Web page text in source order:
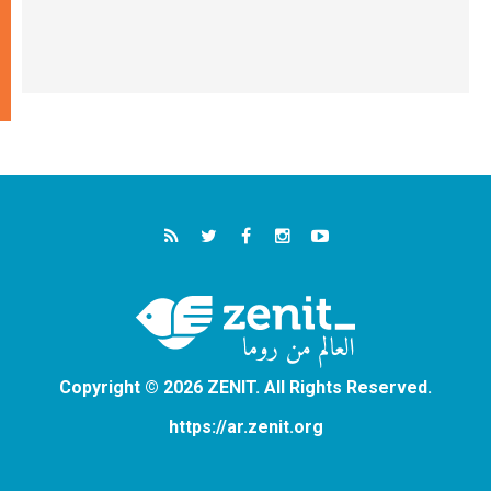
Copyright © 2026 ZENIT. All Rights Reserved.
https://ar.zenit.org